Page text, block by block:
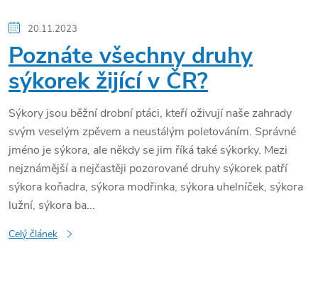
20.11.2023
Poznáte všechny druhy
sýkorek žijící v ČR?
Sýkory jsou běžní drobní ptáci, kteří oživují naše zahrady
svým veselým zpěvem a neustálým poletováním. Správné
jméno je sýkora, ale někdy se jim říká také sýkorky. Mezi
nejznámější a nejčastěji pozorované druhy sýkorek patří
sýkora koňadra, sýkora modřinka, sýkora uhelníček, sýkora
lužní, sýkora ba...
Celý článek